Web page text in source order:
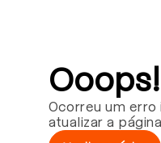
Ooops!
Ocorreu um
atualizar a